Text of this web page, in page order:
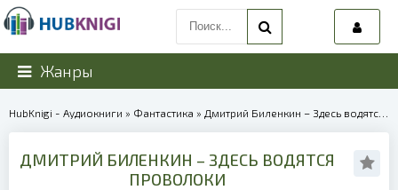
Жанры
HubKnigi - Аудиокниги » Фантастика » Дмитрий Биленкин – Здесь водятся проволоки | 40045
ДМИТРИЙ БИЛЕНКИН – ЗДЕСЬ ВОДЯТСЯ
ПРОВОЛОКИ